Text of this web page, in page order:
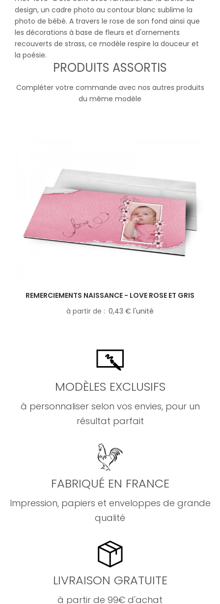
design, un cadre photo au contour blanc sublime la
photo de bébé. A travers le rose de son fond ainsi que
les décorations à base de fleurs et d'ornements
recouverts de strass, ce modèle respire la douceur et
la poésie.
PRODUITS ASSORTIS
Compléter votre commande avec nos autres produits
du même modèle
REMERCIEMENTS NAISSANCE - LOVE ROSE ET GRIS
à partir de
0,43 € l'unité
MODÈLES EXCLUSIFS
à personnaliser selon vos envies, pour un
résultat parfait
FABRIQUÉ EN FRANCE
Impression, papiers et enveloppes de grande
qualité
LIVRAISON GRATUITE
à partir de 99€ d'achat